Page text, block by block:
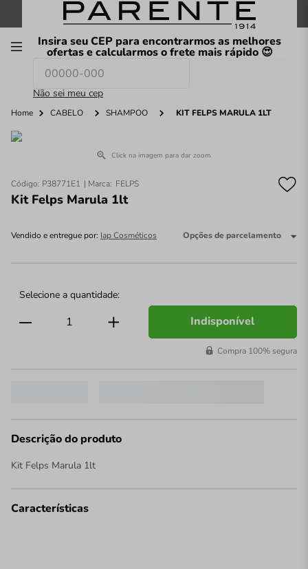
FRETE GRÁTIS nas compras a partir de R$199
Insira seu CEP para encontrarmos as melhores
ofertas e calcularmos o frete mais rápido 😍
Não sei meu cep
O que você procura hoje?
Home CABELO SHAMPOO KIT FELPS MARULA 1LT
Click na imagem para dar zoom
Código: P38771E1 FELPS
Kit Felps Marula 1lt
Vendido e entregue por: Iap Cosméticos Opções de parcelamento
Indisponível
Compra 100% segura
Descrição do produto
Kit Felps Marula 1lt
Características